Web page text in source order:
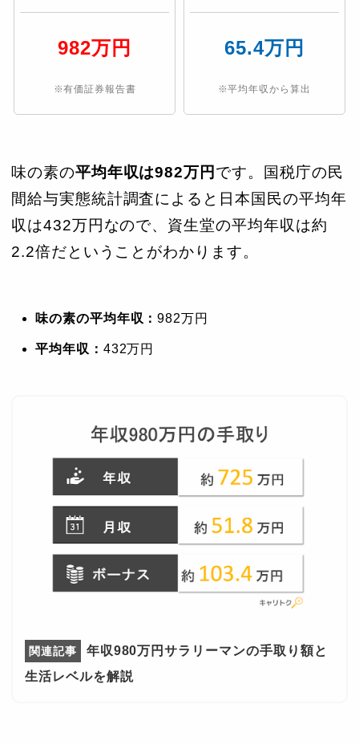
982万円
※有価証券報告書
65.4万円
※平均年収から算出
味の素の平均年収は982万円 です。国税庁の民
間給与実態統計調査によると日本国民の平均年
収は432万円なので、資生堂の平均年収は約
2.2倍だということがわかります。
味の素の平均年収：982万円
平均年収： 432万円
年収980万円サラリーマンの手取り額と
生活レベルを解説